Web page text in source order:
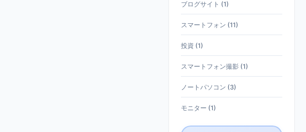
ブログサイト (1)
スマートフォン (11)
投資 (1)
スマートフォン撮影 (1)
ノートパソコン (3)
モニター (1)